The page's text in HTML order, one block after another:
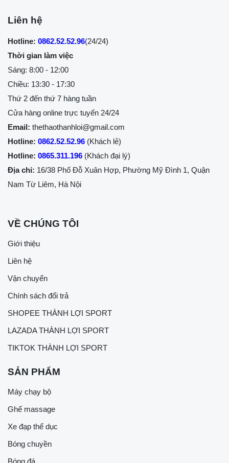
Liên hệ
Hotline: 0862.52.52.96(24/24)
Thời gian làm việc
Sáng: 8:00 - 12:00
Chiều: 13:30 - 17:30
Thứ 2 đến thứ 7 hàng tuần
Cửa hàng online trực tuyến 24/24
Email: thethaothanhloi@gmail.com
Hotline: 0862.52.52.96 (Khách lẻ)
Hotline: 0865.311.196 (Khách đại lý)
Địa chỉ: 16/38 Phố Đỗ Xuân Hợp, Phường Mỹ Đình 1, Quận
Nam Từ Liêm, Hà Nội
VỀ CHÚNG TÔI
Giới thiệu
Liên hệ
Vận chuyển
Chính sách đổi trả
SHOPEE THÀNH LỢI SPORT
LAZADA THÀNH LỢI SPORT
TIKTOK THÀNH LỢI SPORT
SẢN PHẨM
Máy chạy bộ
Ghế massage
Xe đạp thể dục
Bóng chuyền